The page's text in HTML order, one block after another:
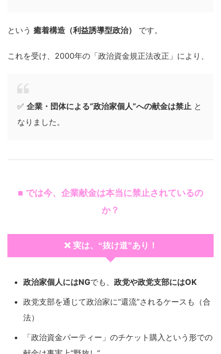
という 癒着構造（利益誘導型政治） です。
これを受け、2000年の「政治資金規正法改正」により、
✅ 企業・団体による“政治家個人”への献金は禁止 と
なりました。
■ では今、企業献金は本当に禁止されているの
か？
❌ 実は、“抜け道”あり！
政治家個人にはNGでも、 政党や政党支部にはOK
政党支部を通じて政治家に“還流”されるケースも（合
法）
「政治資金パーティー」のチケット購入という形での